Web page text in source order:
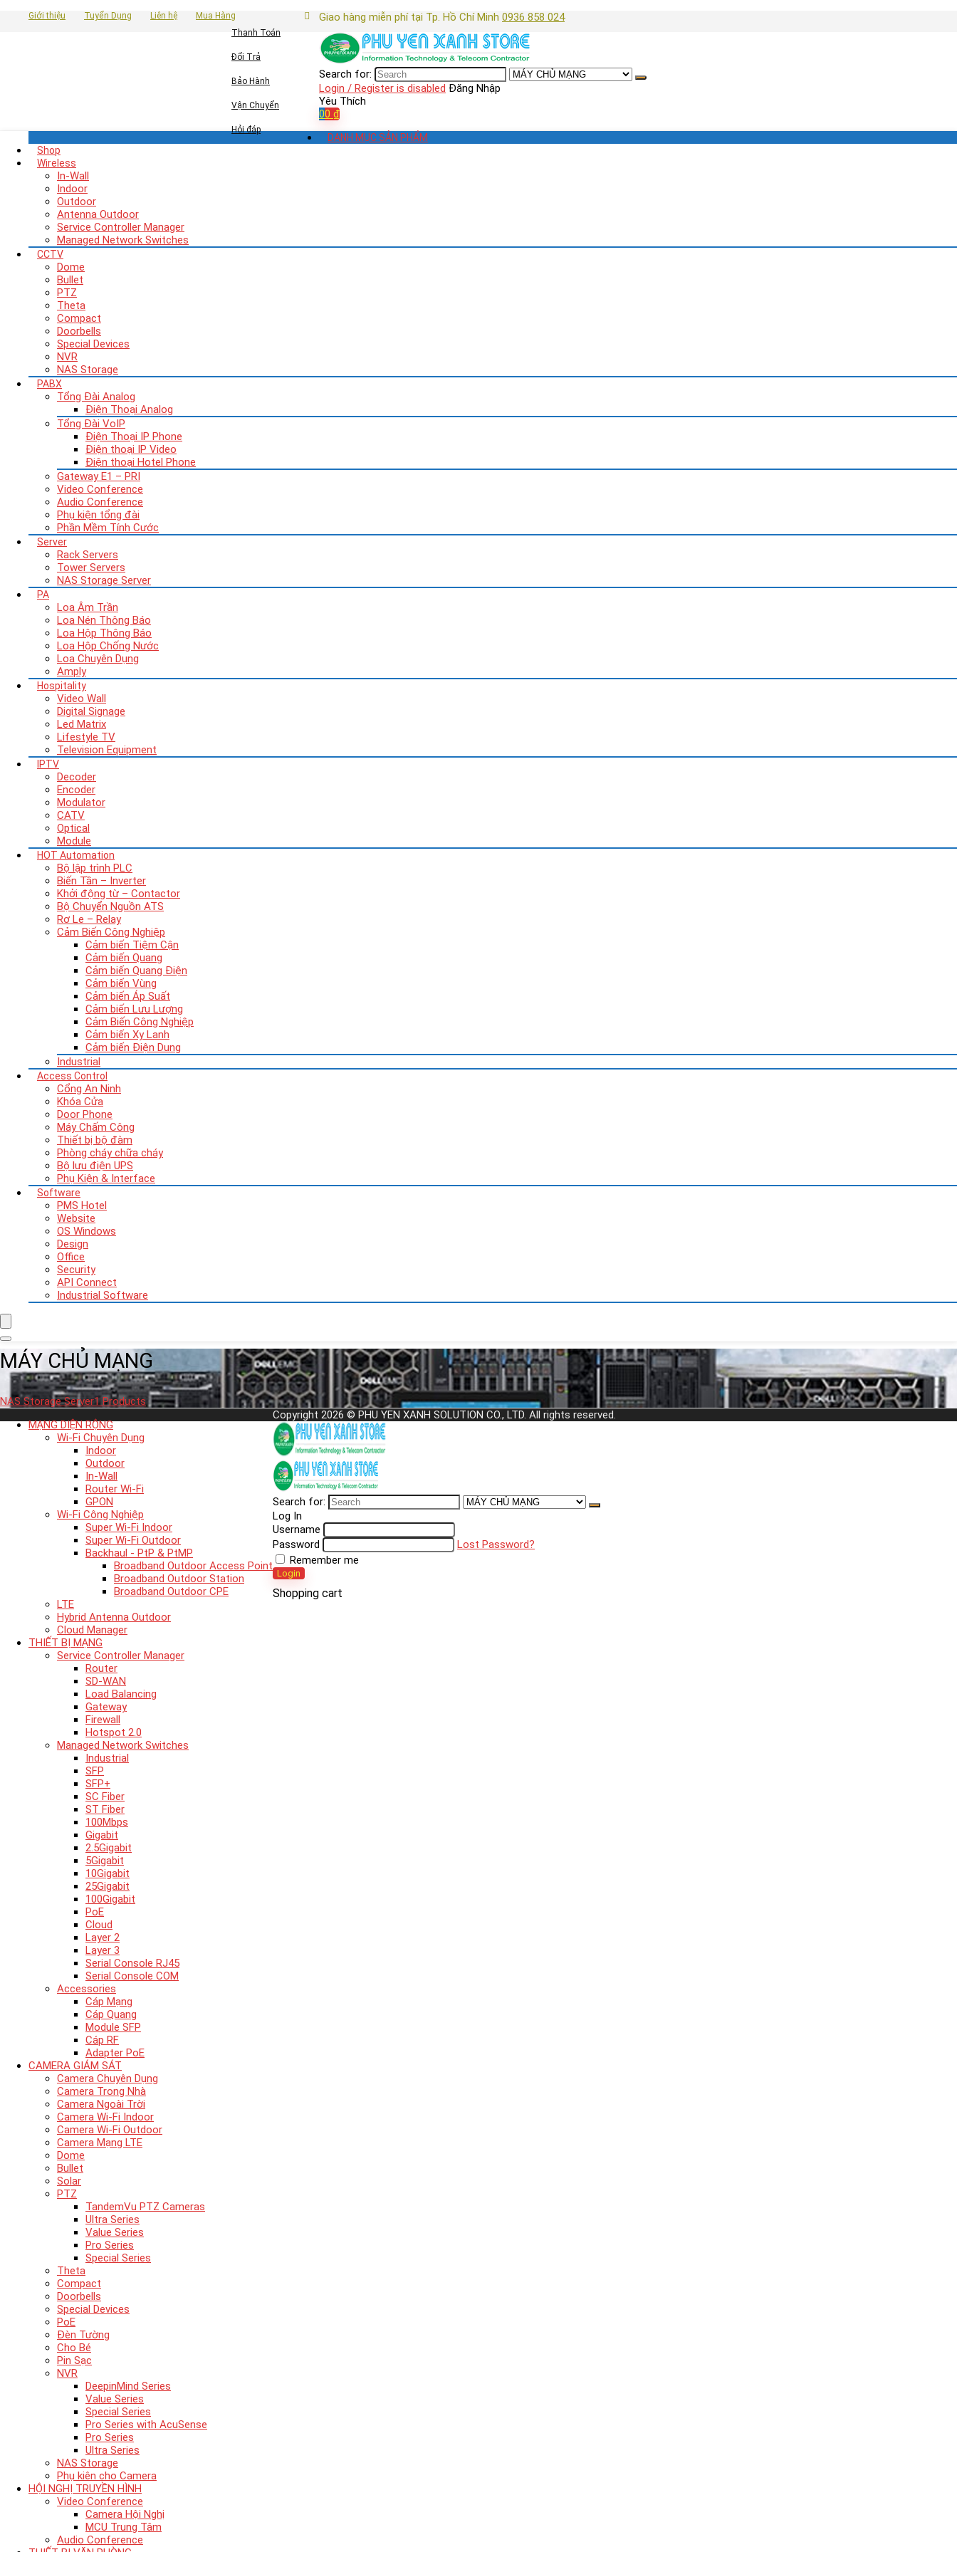
Giới thiệu Tuyển Dụng Liên hệ
Mua Hàng
Thanh Toán
Đổi Trả
Bảo Hành
Vận Chuyển
Hỏi đáp
Giao hàng miễn phí tại Tp. Hồ Chí Minh 0936 858 024
Search for:
Login / Register is disabled Đăng Nhập
Yêu Thích
00 ₫
DANH MỤC SẢN PHẨM
Shop
Wireless
In-Wall
Indoor
Outdoor
Antenna Outdoor
Service Controller Manager
Managed Network Switches
CCTV
Dome
Bullet
PTZ
Theta
Compact
Doorbells
Special Devices
NVR
NAS Storage
PABX
Tổng Đài Analog
Điện Thoại Analog
Tổng Đài VoIP
Điện Thoại IP Phone
Điện thoại IP Video
Điện thoại Hotel Phone
Gateway E1 – PRI
Video Conference
Audio Conference
Phụ kiện tổng đài
Phần Mềm Tính Cước
Server
Rack Servers
Tower Servers
NAS Storage Server
PA
Loa Âm Trần
Loa Nén Thông Báo
Loa Hộp Thông Báo
Loa Hộp Chống Nước
Loa Chuyên Dụng
Amply
Hospitality
Video Wall
Digital Signage
Led Matrix
Lifestyle TV
Television Equipment
IPTV
Decoder
Encoder
Modulator
CATV
Optical
Module
HOT Automation
Bộ lập trình PLC
Biến Tần – Inverter
Khởi động từ – Contactor
Bộ Chuyển Nguồn ATS
Rơ Le – Relay
Cảm Biến Công Nghiệp
Cảm biến Tiệm Cận
Cảm biến Quang
Cảm biến Quang Điện
Cảm biến Vùng
Cảm biến Áp Suất
Cảm biến Lưu Lượng
Cảm Biến Công Nghiệp
Cảm biến Xy Lanh
Cảm biến Điện Dung
Industrial
Access Control
Cổng An Ninh
Khóa Cửa
Door Phone
Máy Chấm Công
Thiết bị bộ đàm
Phòng cháy chữa cháy
Bộ lưu điện UPS
Phụ Kiện & Interface
Software
PMS Hotel
Website
OS Windows
Design
Office
Security
API Connect
Industrial Software
MÁY CHỦ MẠNG
NAS Storage Server1 Products
MẠNG DIỆN RỘNG
Wi-Fi Chuyên Dụng
Indoor
Outdoor
In-Wall
Router Wi-Fi
GPON
Wi-Fi Công Nghiệp
Super Wi-Fi Indoor
Super Wi-Fi Outdoor
Backhaul - PtP & PtMP
Broadband Outdoor Access Point
Broadband Outdoor Station
Broadband Outdoor CPE
LTE
Hybrid Antenna Outdoor
Cloud Manager
THIẾT BỊ MẠNG
Service Controller Manager
Router
SD-WAN
Load Balancing
Gateway
Firewall
Hotspot 2.0
Managed Network Switches
Industrial
SFP
SFP+
SC Fiber
ST Fiber
100Mbps
Gigabit
2.5Gigabit
5Gigabit
10Gigabit
25Gigabit
100Gigabit
PoE
Cloud
Layer 2
Layer 3
Serial Console RJ45
Serial Console COM
Accessories
Cáp Mạng
Cáp Quang
Module SFP
Cáp RF
Adapter PoE
CAMERA GIÁM SÁT
Camera Chuyên Dụng
Camera Trong Nhà
Camera Ngoài Trời
Camera Wi-Fi Indoor
Camera Wi-Fi Outdoor
Camera Mạng LTE
Dome
Bullet
Solar
PTZ
TandemVu PTZ Cameras
Ultra Series
Value Series
Pro Series
Special Series
Theta
Compact
Doorbells
Special Devices
PoE
Đèn Tường
Cho Bé
Pin Sạc
NVR
DeepinMind Series
Value Series
Special Series
Pro Series with AcuSense
Pro Series
Ultra Series
NAS Storage
Phụ kiên cho Camera
HỘI NGHỊ TRUYỀN HÌNH
Video Conference
Camera Hội Nghị
MCU Trung Tâm
Audio Conference
Copyright 2026 © PHU YEN XANH SOLUTION CO., LTD. All rights reserved.
Search for:
Log In
Username
Password
Lost Password?
Remember me
Login
Shopping cart